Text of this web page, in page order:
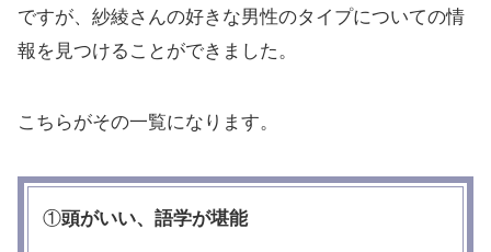
ですが、紗綾さんの好きな男性のタイプについての情
報を見つけることができました。
こちらがその一覧になります。
①頭がいい、語学が堪能